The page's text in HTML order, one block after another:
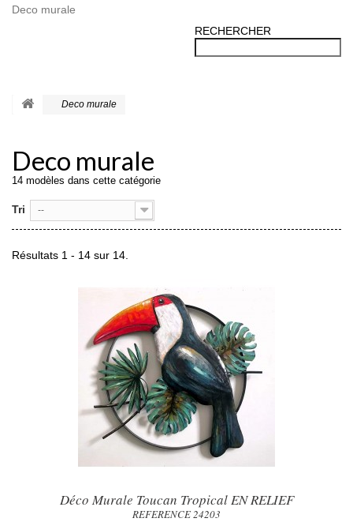
Deco murale
RECHERCHER
Deco murale
Deco murale
14 modèles dans cette catégorie
Tri --
Résultats 1 - 14 sur 14.
Déco Murale Toucan Tropical EN RELIEF
REFERENCE 24203